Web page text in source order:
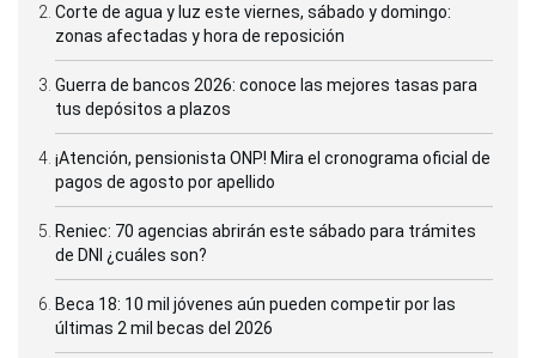
Corte de agua y luz este viernes, sábado y domingo:
zonas afectadas y hora de reposición
Guerra de bancos 2026: conoce las mejores tasas para
tus depósitos a plazos
¡Atención, pensionista ONP! Mira el cronograma oficial de
pagos de agosto por apellido
Reniec: 70 agencias abrirán este sábado para trámites
de DNI ¿cuáles son?
Beca 18: 10 mil jóvenes aún pueden competir por las
últimas 2 mil becas del 2026